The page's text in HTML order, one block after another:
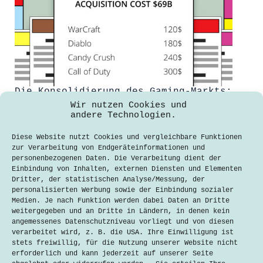
Wir nutzen Cookies und
andere Technologien.
Diese Website nutzt Cookies und vergleichbare Funktionen
zur Verarbeitung von Endgeräteinformationen und
personenbezogenen Daten. Die Verarbeitung dient der
Einbindung von Inhalten, externen Diensten und Elementen
Dritter, der statistischen Analyse/Messung, der
personalisierten Werbung sowie der Einbindung sozialer
Medien. Je nach Funktion werden dabei Daten an Dritte
weitergegeben und an Dritte in Ländern, in denen kein
angemessenes Datenschutzniveau vorliegt und von diesen
verarbeitet wird, z. B. die USA. Ihre Einwilligung ist
stets freiwillig, für die Nutzung unserer Website nicht
erforderlich und kann jederzeit auf unserer Seite
Die Konsolidierung des Gaming-Markts:
Microsofts Übernahme von Activision
Blizzard (Kommentar)
Ben-Orlando Lampert
6. Dezember 2023
Microsofts hat den Videospiel-
Giganten Activision Blizzard für 68,7
Milliarden Dollar erworben und sorgt
damit nicht nur in der Gaming-
Industrie für Aufsehen. Die Übernahme
könnte langfristige Auswirkungen auf
Verbraucher haben. Für den Konzern
war es weit mehr als nur ein
finanzieller…